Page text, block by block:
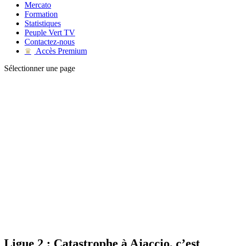
Mercato
Formation
Statistiques
Peuple Vert TV
Contactez-nous
♛
Accès Premium
Sélectionner une page